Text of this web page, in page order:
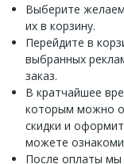
Выберите
их в корзину.
Перейдите в
выбранных
заказ.
В кратчайшее
которым можно
скидки и
можете
После оплаты мы